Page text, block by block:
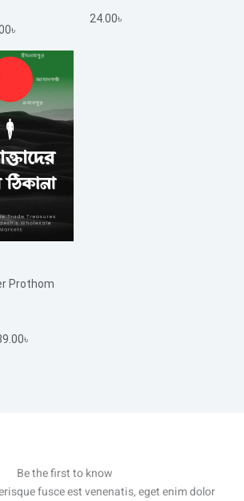
৳
24.00৳
Prothom
.
৳
Current
price
is:
189.00৳ .
Be the first to know
fusce est venenatis, eget enim dolor